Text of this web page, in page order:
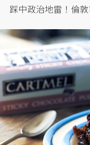
踩中政治地雷！倫敦